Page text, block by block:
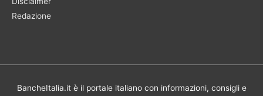
Redazione
BancheItalia.it è il portale italiano con informazioni, consigli e